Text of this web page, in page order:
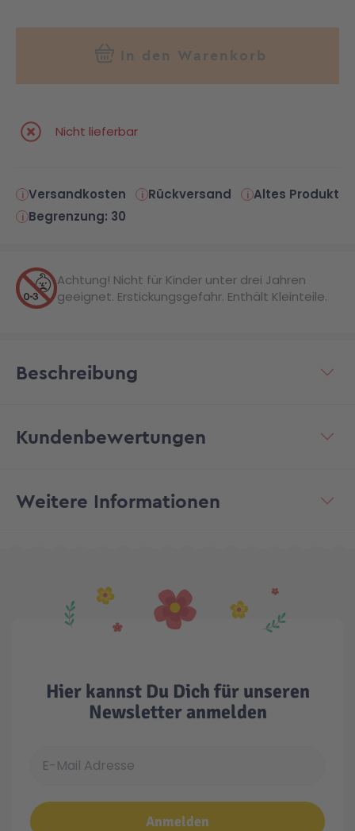
In den Warenkorb
Nicht lieferbar
Versandkosten Rückversand
Altes Produkt
Begrenzung: 30
Achtung! Nicht für Kinder unter drei Jahren
geeignet. Erstickungsgefahr. Enthält Kleinteile.
Beschreibung
Kundenbewertungen
Weitere Informationen
Hier kannst Du Dich für unseren
Newsletter anmelden
Anmelden